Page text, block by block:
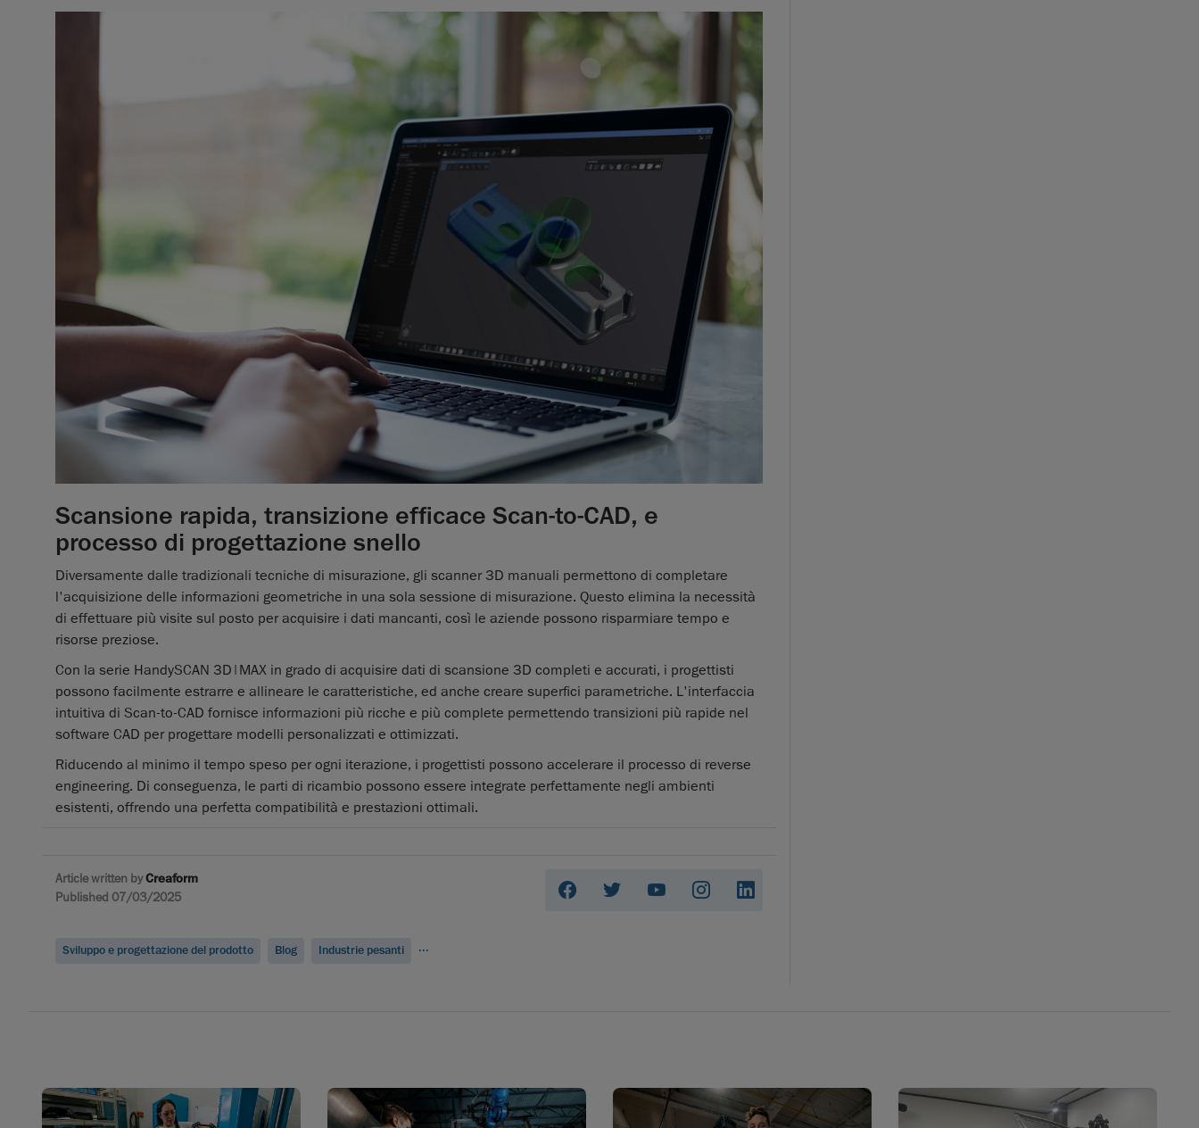
Scansione rapida, transizione efficace Scan-to-CAD, e
processo di progettazione snello
Diversamente dalle tradizionali tecniche di misurazione, gli scanner 3D manuali permettono di completare
l'acquisizione delle informazioni geometriche in una sola sessione di misurazione. Questo elimina la necessità
di effettuare più visite sul posto per acquisire i dati mancanti, così le aziende possono risparmiare tempo e
risorse preziose.
Con la serie HandySCAN 3D|MAX in grado di acquisire dati di scansione 3D completi e accurati, i progettisti
possono facilmente estrarre e allineare le caratteristiche, ed anche creare superfici parametriche. L'interfaccia
intuitiva di Scan-to-CAD fornisce informazioni più ricche e più complete permettendo transizioni più rapide nel
software CAD per progettare modelli personalizzati e ottimizzati.
Riducendo al minimo il tempo speso per ogni iterazione, i progettisti possono accelerare il processo di reverse
engineering. Di conseguenza, le parti di ricambio possono essere integrate perfettamente negli ambienti
esistenti, offrendo una perfetta compatibilità e prestazioni ottimali.
Article written byCreaform
Published 07/03/2025
Sviluppo e progettazione del prodotto Blog Industrie pesanti ...